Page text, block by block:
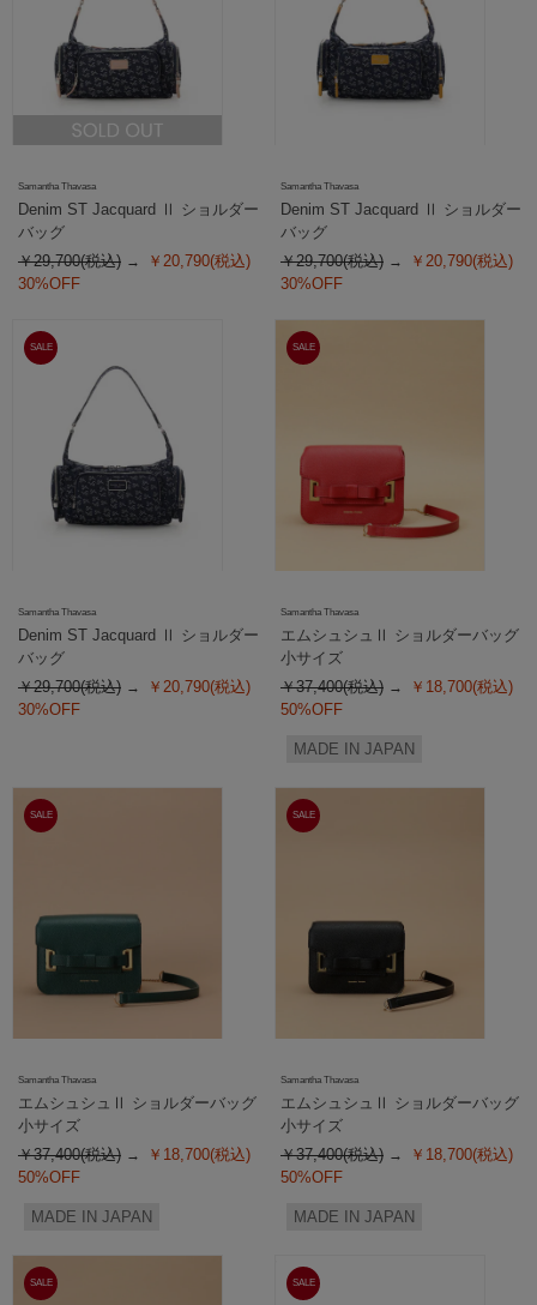
Samantha Thavasa
Denim ST Jacquard Ⅱ ショルダー
バッグ
￥29,700(税込)
￥20,790(税込)
30%OFF
Samantha Thavasa
Denim ST Jacquard Ⅱ ショルダー
バッグ
￥29,700(税込)
￥20,790(税込)
30%OFF
SALE
Samantha Thavasa
Denim ST Jacquard Ⅱ ショルダー
バッグ
￥29,700(税込)
￥20,790(税込)
30%OFF
SALE
Samantha Thavasa
エムシュシュⅡ ショルダーバッグ
小サイズ
￥37,400(税込)
￥18,700(税込)
50%OFF
MADE IN JAPAN
SALE
Samantha Thavasa
エムシュシュⅡ ショルダーバッグ
小サイズ
￥37,400(税込)
￥18,700(税込)
50%OFF
MADE IN JAPAN
SALE
Samantha Thavasa
エムシュシュⅡ ショルダーバッグ
小サイズ
￥37,400(税込)
￥18,700(税込)
50%OFF
MADE IN JAPAN
SALE SALE